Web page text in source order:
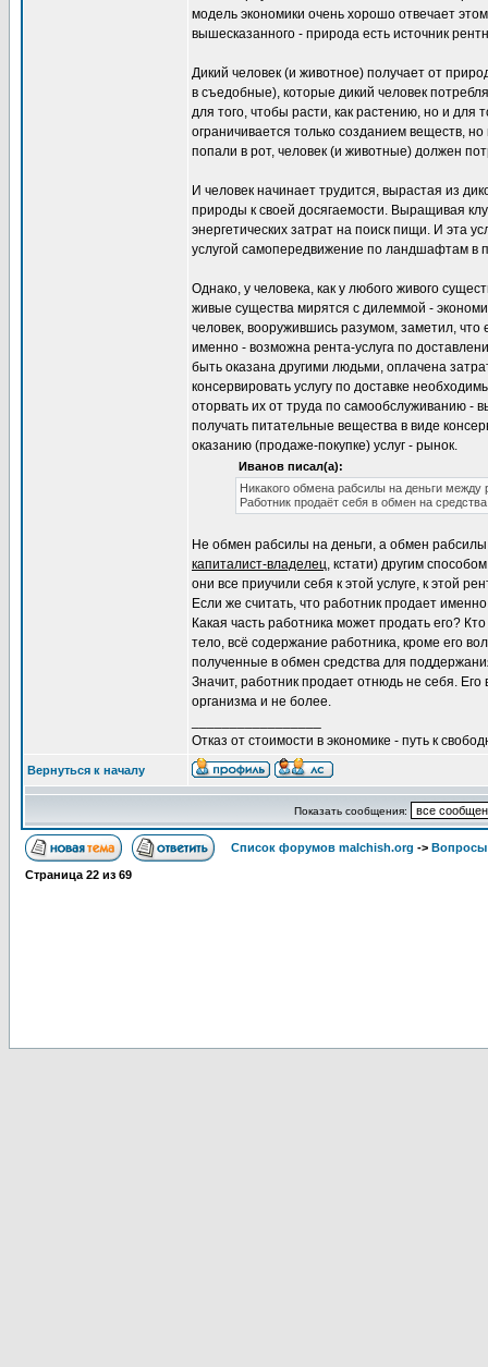
модель экономики очень хорошо отвечает
вышесказанного - природа есть источник
Дикий человек (и животное) получает от
в съедобные), которые дикий человек
для того, чтобы расти, как растению, но и для
ограничивается только созданием веществ,
попали в рот, человек (и животные) должен
И человек начинает трудится, вырастая из
природы к своей досягаемости. Выращивая
энергетических затрат на поиск пищи. И эта
услугой самопередвижение по ландшафтам в
Однако, у человека, как у любого живого
живые существа мирятся с дилеммой -
человек, вооружившись разумом, заметил,
именно - возможна рента-услуга по
быть оказана другими людьми, оплачена
консервировать услугу по доставке
оторвать их от труда по самообслуживанию -
получать питательные вещества в виде
оказанию (продаже-покупке) услуг - рынок.
Иванов писал(а):
Никакого обмена рабсилы на деньги между
Работник продаёт себя в обмен на
Не обмен рабсилы на деньги, а обмен
капиталист-владелец, кстати) другим
они все приучили себя к этой услуге, к этой
Если же считать, что работник продает
Какая часть работника может продать его?
тело, всё содержание работника, кроме его
полученные в обмен средства для
Значит, работник продает отнюдь не себя.
организма и не более.
Отказ от стоимости в экономике - путь к
Вернуться к началу
Показать сообщения:
Список форумов malchish.org -> Вопросы
Страница 22 из 69